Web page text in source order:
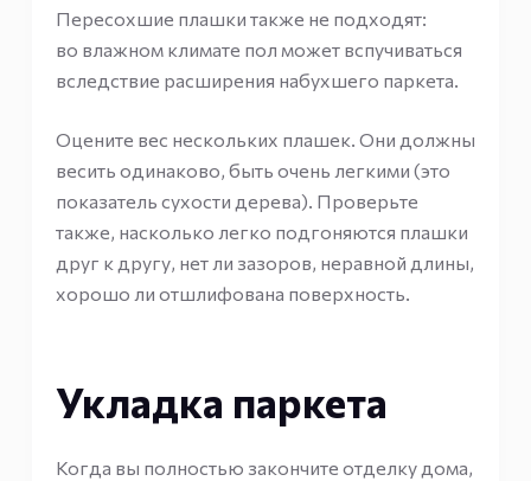
Пересохшие плашки также не подходят:
во влажном климате пол может вспучиваться
вследствие расширения набухшего паркета.
Оцените вес нескольких плашек. Они должны
весить одинаково, быть очень легкими (это
показатель сухости дерева). Проверьте
также, насколько легко подгоняются плашки
друг к другу, нет ли зазоров, неравной длины,
хорошо ли отшлифована поверхность.
Укладка паркета
Когда вы полностью закончите отделку дома,